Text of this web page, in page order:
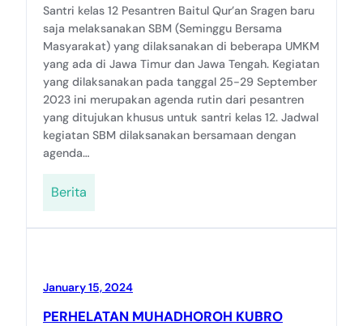
Santri kelas 12 Pesantren Baitul Qur’an Sragen baru
saja melaksanakan SBM (Seminggu Bersama
Masyarakat) yang dilaksanakan di beberapa UMKM
yang ada di Jawa Timur dan Jawa Tengah. Kegiatan
yang dilaksanakan pada tanggal 25-29 September
2023 ini merupakan agenda rutin dari pesantren
yang ditujukan khusus untuk santri kelas 12. Jadwal
kegiatan SBM dilaksanakan bersamaan dengan
agenda…
Berita
January 15, 2024
PERHELATAN MUHADHOROH KUBRO